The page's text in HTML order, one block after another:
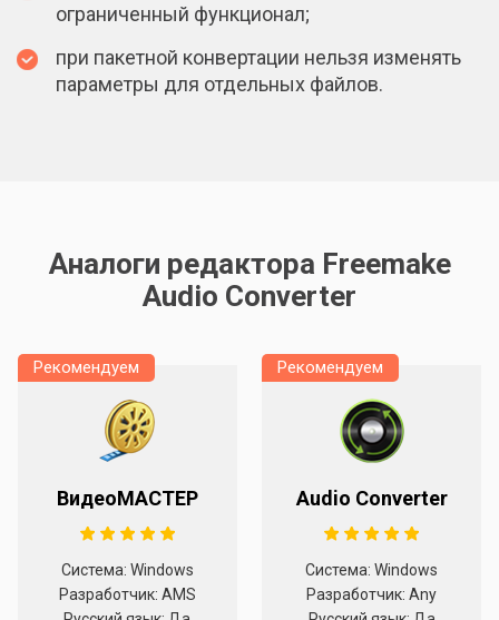
ограниченный функционал;
при пакетной конвертации нельзя изменять
параметры для отдельных файлов.
Аналоги редактора Freemake
Audio Converter
Рекомендуем
ВидеоМАСТЕР
Система: Windows
Разработчик: AMS
Рекомендуем
Audio Converter
Система: Windows
Разработчик: Any